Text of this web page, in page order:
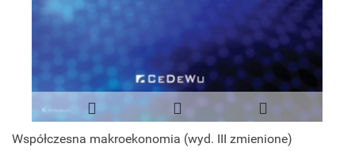
Współczesna makroekonomia (wyd. III zmienione)